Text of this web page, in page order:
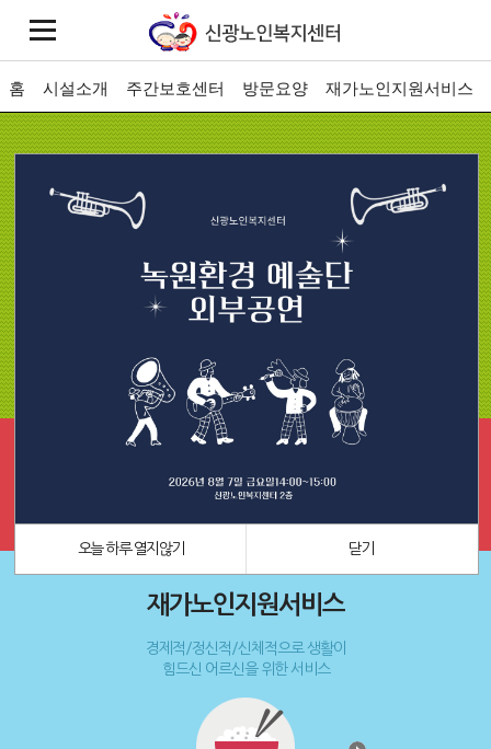
오늘 하루 열지않기 닫기
홈 시설소개 주간보호센터 방문요양 재가노인지원서비스
일상생활을 혼자서 수행하기 어려운
어르신을 위한 장기요양서비스 입니다.
시설소개 사업안내 이용안내
FAX . 063-843-8256
재가노인지원서비스
경제적/정신적/신체적으로 생활이
힘드신 어르신을 위한 서비스